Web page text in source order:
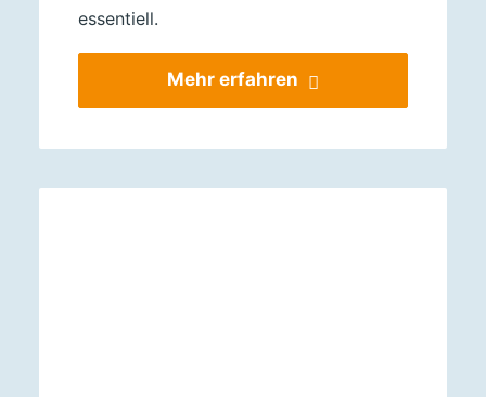
essentiell.
Mehr erfahren